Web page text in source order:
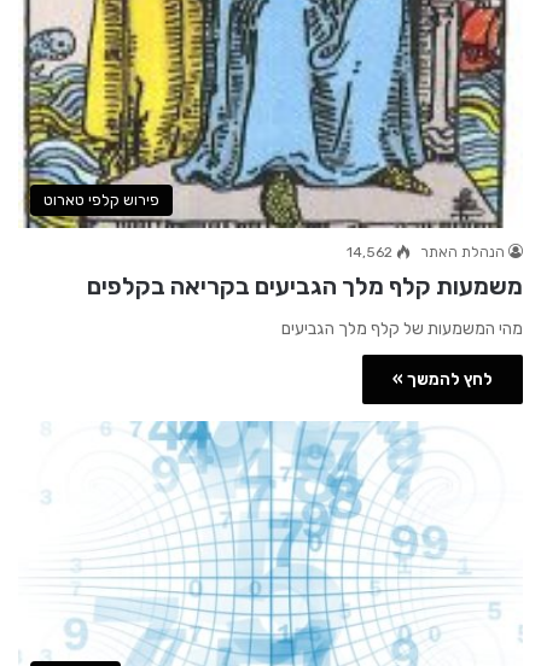
פירוש קלפי טארוט
הנהלת האתר 14,562
משמעות קלף מלך הגביעים בקריאה בקלפים
מהי המשמעות של קלף מלך הגביעים
לחץ להמשך »